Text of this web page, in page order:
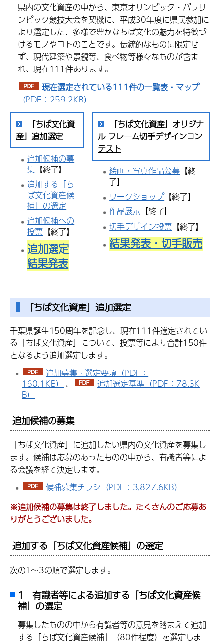
県内の文化資産の中から、東京オリンピック・パラリ
ンピック競技大会を契機に、平成30年度に県民参加に
より選定した、多様で豊かなちば文化の魅力を特徴づ
けるモノやコトのことです。伝統的なものに限定せ
ず、現代建築や景観等、食べ物等様々なものが含ま
れ、現在111件あります。
現在選定されている111件の一覧表・マップ
（PDF：259.2KB）
「ちば文化資
産」追加選定
追加候補の募
集 【終了】
追加する「ち
ば文化資産候
補」の選定
追加候補への
投票 【終了】
追加選定
結果発表
「ちば文化資産」オリジナ
ル フレーム切手デザインコン
テスト
絵画・写真作品公募 【終
了】
ワークショップ【終了】
作品展示 【終了】
切手デザイン投票 【終了】
結果発表・切手販売
「ちば文化資産」追加選定
千葉県誕生150周年を記念し、現在111件選定されてい
る「ちば文化資産」について、投票等により合計150件
となるよう追加選定します。
追加募集・選定要項（PDF：
160.1KB） 、
追加選定基準（PDF：78.3K
B）
追加候補の募集
「ちば文化資産」に追加したい県内の文化資産を募集し
ます。候補は応募のあったものの中から、有識者等によ
る会議を経て決定します。
候補募集チラシ（PDF：3,827.6KB）
※追加候補の募集は終了しました。たくさんのご応募あ
りがとうございました。
追加する「ちば文化資産候補」の選定
次の1～3の順で選定します。
1 有識者等による追加する「ちば文化資産候
補」の選定
募集したものの中から有識者等の意見を踏まえて追加
する「ちば文化資産候補」（80件程度）を選定しま